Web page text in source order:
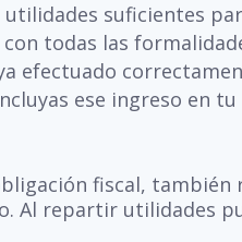
utilidades suficientes
todas las
efectuado
ese ingreso en
fiscal,
Al repartir utilidades